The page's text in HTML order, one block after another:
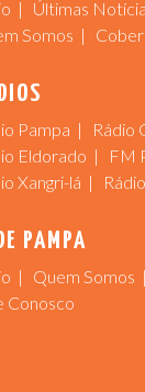
Últimas
Somos
Pampa Rádio
Eldorado
FM
Xangri-lá
PAMPA
Quem Somos
Conosco